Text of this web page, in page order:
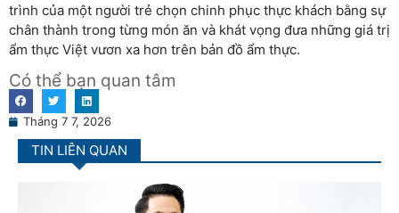
trình của một người trẻ chọn chinh phục thực khách bằng sự
chân thành trong từng món ăn và khát vọng đưa những giá trị
ẩm thực Việt vươn xa hơn trên bản đồ ẩm thực.
Có thể bạn quan tâm
Tháng 7 7, 2026
TIN LIÊN QUAN